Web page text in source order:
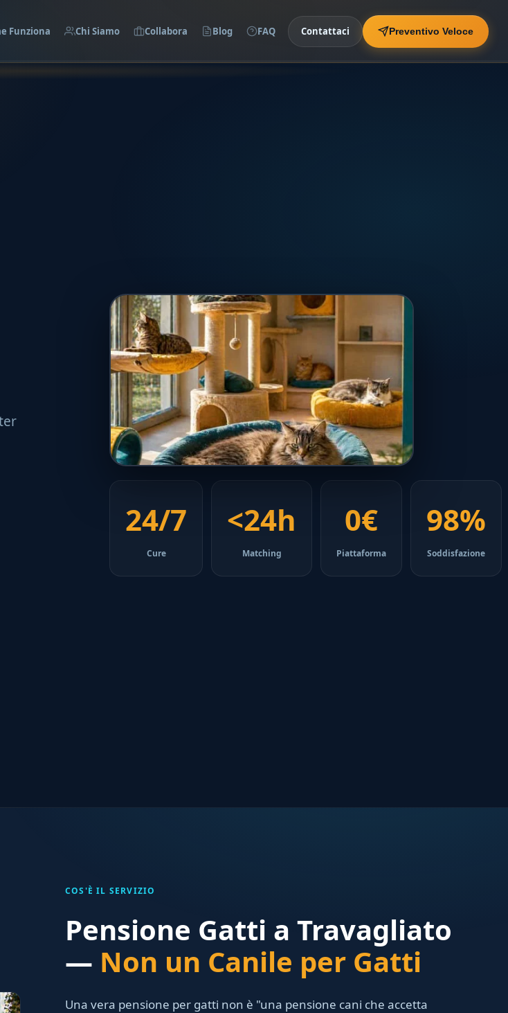
Funziona Chi Siamo Collabora Blog FAQ Contattaci Preventivo Veloce
24/7
Cure
<24h
Matching
0€
Piattaforma
98%
Soddisfazione
COS'È IL SERVIZIO
Pensione Gatti a Travagliato
— Non un Canile per Gatti
Una vera pensione per gatti non è "una pensione cani che accetta